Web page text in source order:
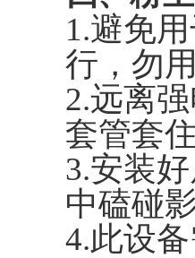
1.避免
行，勿
2.远离
套管套
3.安装
中磕碰
4.此设